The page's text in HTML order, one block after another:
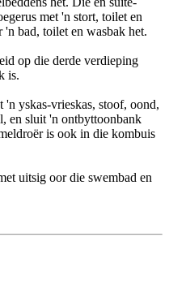
met 'n stort, toilet en
bad, toilet en wasbak het.
op die derde verdieping
is.
yskas-vrieskas, stoof, oond,
en sluit 'n ontbyttoonbank
is ook in die kombuis
uitsig oor die swembad en